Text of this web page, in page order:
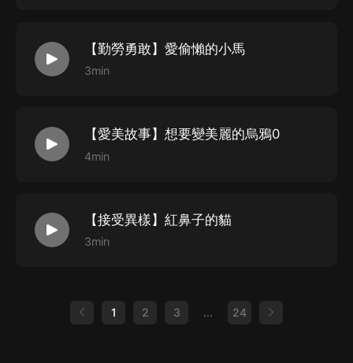
【勤勞勇敢】愛偷懶的小馬
3min
【愛美故事】想要變美麗的烏鴉0
4min
【接受異樣】紅鼻子的貓
3min
1 2 3 ... 24